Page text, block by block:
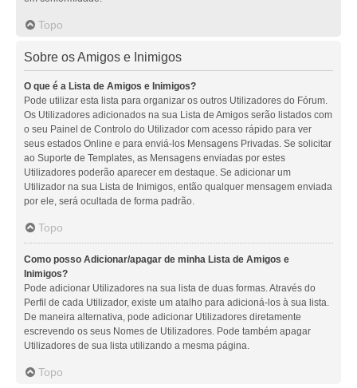
Topo
Sobre os Amigos e Inimigos
O que é a Lista de Amigos e Inimigos?
Pode utilizar esta lista para organizar os outros Utilizadores do Fórum.
Os Utilizadores adicionados na sua Lista de Amigos serão listados com
o seu Painel de Controlo do Utilizador com acesso rápido para ver
seus estados Online e para enviá-los Mensagens Privadas. Se solicitar
ao Suporte de Templates, as Mensagens enviadas por estes
Utilizadores poderão aparecer em destaque. Se adicionar um
Utilizador na sua Lista de Inimigos, então qualquer mensagem enviada
por ele, será ocultada de forma padrão.
Topo
Como posso Adicionar/apagar de minha Lista de Amigos e
Inimigos?
Pode adicionar Utilizadores na sua lista de duas formas. Através do
Perfil de cada Utilizador, existe um atalho para adicioná-los à sua lista.
De maneira alternativa, pode adicionar Utilizadores diretamente
escrevendo os seus Nomes de Utilizadores. Pode também apagar
Utilizadores de sua lista utilizando a mesma página.
Topo